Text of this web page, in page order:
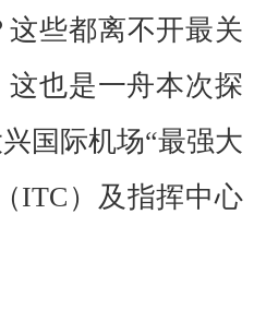
些都离不开最关
也是一舟本次探
国际机场“最强大
ITC）及指挥中心